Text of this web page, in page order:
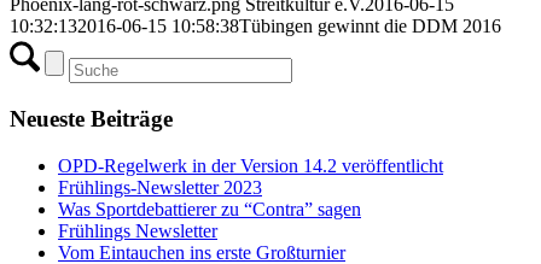
Phoenix-lang-rot-schwarz.png Streitkultur e.V.2016-06-15
10:32:132016-06-15 10:58:38Tübingen gewinnt die DDM 2016
Neueste Beiträge
OPD-Regelwerk in der Version 14.2 veröffentlicht
Frühlings-Newsletter 2023
Was Sportdebattierer zu “Contra” sagen
Frühlings Newsletter
Vom Eintauchen ins erste Großturnier